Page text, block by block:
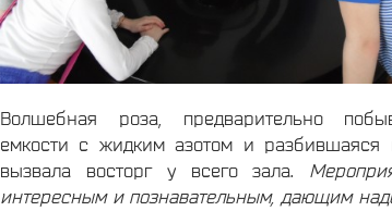
Волшебная роза, предварительно
емкости с жидким азотом и разбившаяся
вызвала восторг у всего зала.
интересным и познавательным, дающим